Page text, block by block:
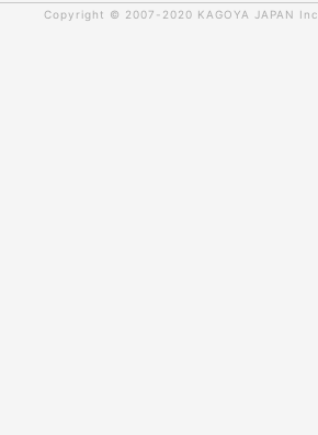
Copyright © 2007-2020 KAGOYA JAPAN Inc.